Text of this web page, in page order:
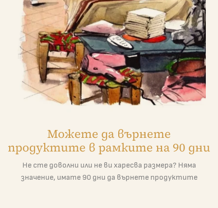
Можете да върнете
продуктите в рамките на 90 дни
Не сте доволни или не ви харесва размера? Няма
значение, имате 90 дни да върнете продуктите